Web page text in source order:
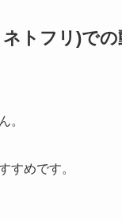
トフリ)での
。
すめです。